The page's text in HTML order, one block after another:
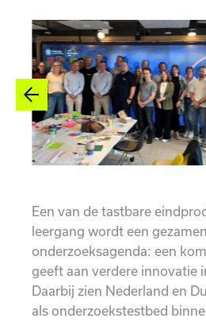
Een van de tastbare
leergang wordt een
onderzoeksagenda: een
geeft aan verdere innovatie
Daarbij zien Nederland en
als onderzoekstestbed